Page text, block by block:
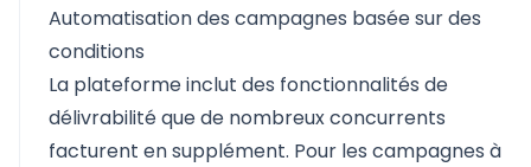
Automatisation des campagnes basée sur des
conditions
La plateforme inclut des fonctionnalités de
délivrabilité que de nombreux concurrents
facturent en supplément. Pour les campagnes à